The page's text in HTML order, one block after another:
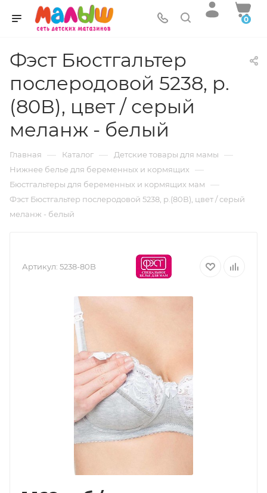
0
Фэст Бюстгальтер
послеродовой 5238, р.
(80В), цвет / серый
меланж - белый
Главная — Каталог — Детские товары для мамы —
Нижнее белье для беременных и кормящих —
Бюстгальтеры для беременных и кормящих мам —
Фэст Бюстгальтер послеродовой 5238, р.(80В), цвет / серый
меланж - белый
Артикул: 5238-80B